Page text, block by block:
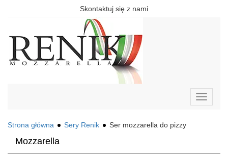
Skontaktuj się z nami
Toggle
Strona główna Sery Renik Ser mozzarella do pizzy
Mozzarella